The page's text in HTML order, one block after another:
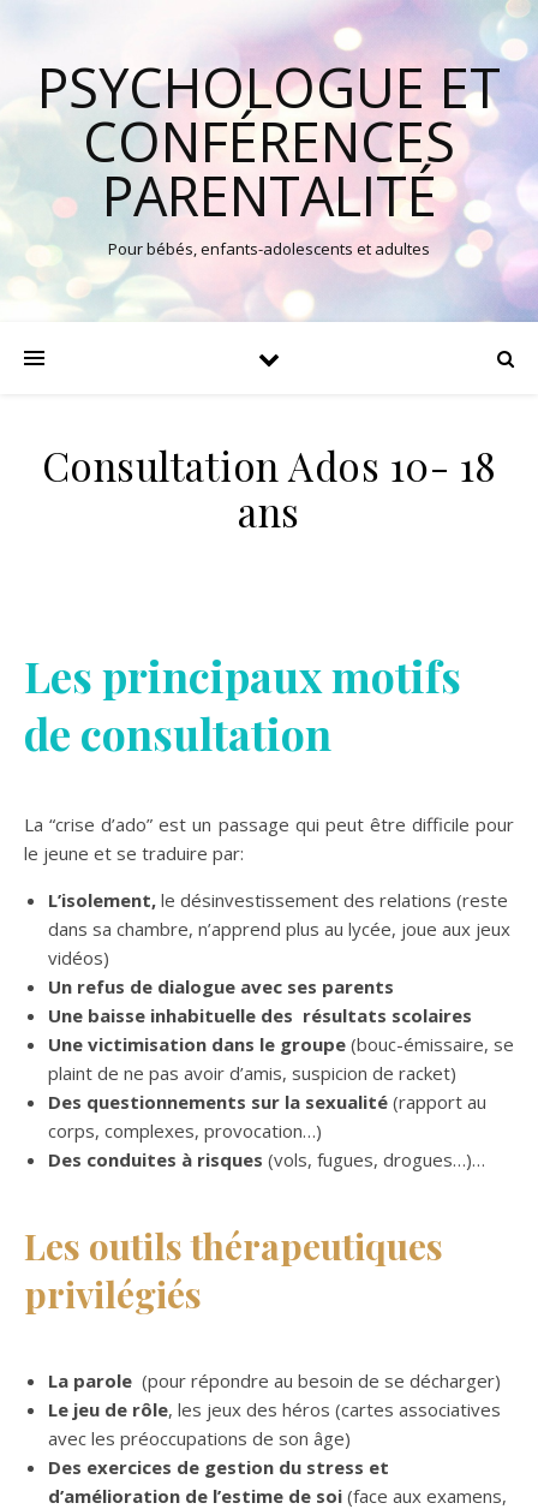
PSYCHOLOGUE ET
CONFÉRENCES
PARENTALITÉ
Pour bébés, enfants-adolescents et adultes
Consultation Ados 10- 18
ans
Les principaux motifs
de consultation
La “crise d’ado” est un passage qui peut être difficile pour
le jeune et se traduire par:
L’isolement, le désinvestissement des relations (reste
dans sa chambre, n’apprend plus au lycée, joue aux jeux
vidéos)
Un refus de dialogue avec ses parents
Une baisse inhabituelle des résultats scolaires
Une victimisation dans le groupe (bouc-émissaire, se
plaint de ne pas avoir d’amis, suspicion de racket)
Des questionnements sur la sexualité (rapport au
corps, complexes, provocation…)
Des conduites à risques (vols, fugues, drogues…)…
Les outils thérapeutiques
privilégiés
La parole (pour répondre au besoin de se décharger)
Le jeu de rôle, les jeux des héros (cartes associatives
avec les préoccupations de son âge)
Des exercices de gestion du stress et
d’amélioration de l’estime de soi (face aux examens,